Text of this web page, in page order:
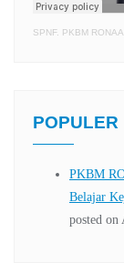
SPNF. PKBM RONAA
POPULER